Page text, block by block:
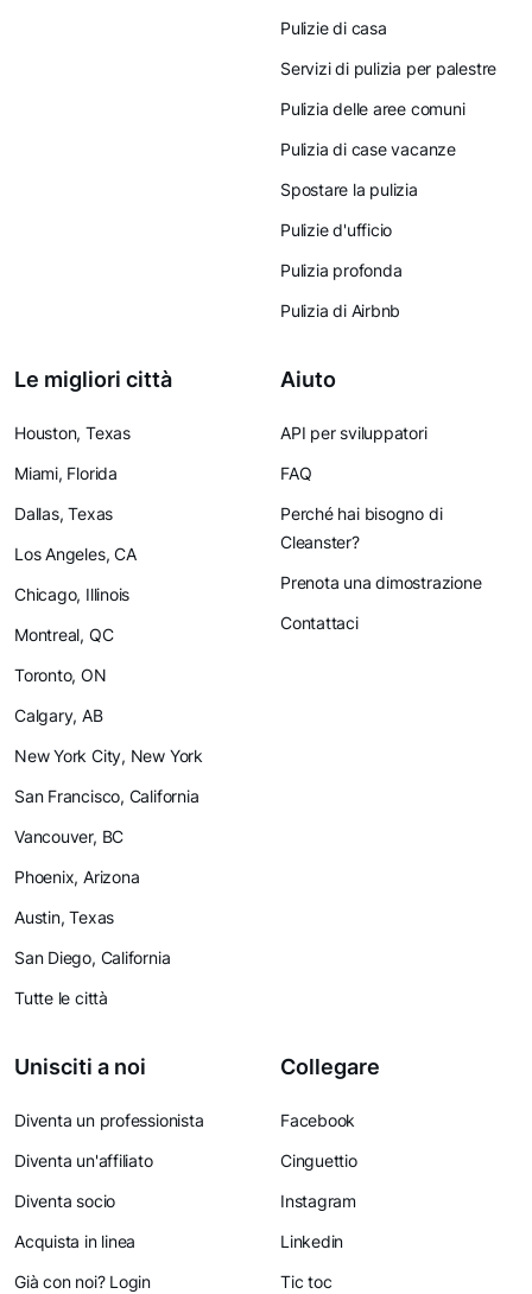
Pulizie di casa
Servizi di pulizia per palestre
Pulizia delle aree comuni
Pulizia di case vacanze
Spostare la pulizia
Pulizie d'ufficio
Pulizia profonda
Pulizia di Airbnb
Le migliori città
Houston, Texas
Miami, Florida
Dallas, Texas
Los Angeles, CA
Chicago, Illinois
Montreal, QC
Toronto, ON
Calgary, AB
New York City, New York
San Francisco, California
Vancouver, BC
Phoenix, Arizona
Austin, Texas
San Diego, California
Tutte le città
Aiuto
API per sviluppatori
FAQ
Perché hai bisogno di
Cleanster?
Prenota una dimostrazione
Contattaci
Unisciti a noi
Diventa un professionista
Diventa un'affiliato
Diventa socio
Acquista in linea
Già con noi? Login
Collegare
Facebook
Cinguettio
Instagram
Linkedin
Tic toc